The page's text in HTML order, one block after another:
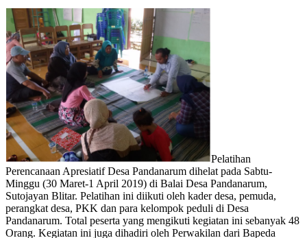
Pelatihan
Perencanaan Apresiatif Desa Pandanarum dihelat pada Sabtu-
Minggu (30 Maret-1 April 2019) di Balai Desa Pandanarum,
Sutojayan Blitar. Pelatihan ini diikuti oleh kader desa, pemuda,
perangkat desa, PKK dan para kelompok peduli di Desa
Pandanarum. Total peserta yang mengikuti kegiatan ini sebanyak 48
Orang. Kegiatan ini juga dihadiri oleh Perwakilan dari Bapeda